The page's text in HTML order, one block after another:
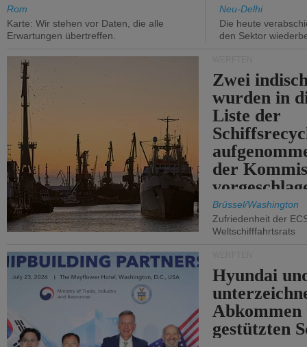
Rom
Karte: Wir stehen vor Daten, die alle
Erwartungen übertreffen.
Neu-Delhi
Die heute
den Sektor
Zwei
wurden in
Liste der
der
Brüssel/Washington
Zufriedenheit der
Weltschifffahrtsrats
Hyundai
gestützten